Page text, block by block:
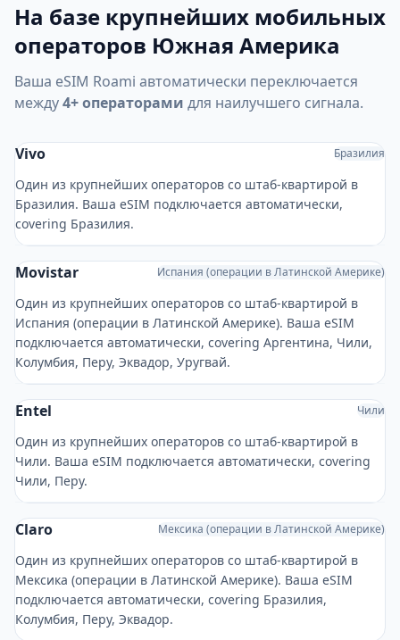
На базе крупнейших мобильных
операторов Южная Америка
Ваша eSIM Roami автоматически переключается
между4+ операторами для наилучшего сигнала.
Vivo Бразилия
Один из крупнейших операторов со штаб-квартирой в
Бразилия. Ваша eSIM подключается автоматически,
covering Бразилия.
Movistar Испания (операции в Латинской Америке)
Один из крупнейших операторов со штаб-квартирой в
Испания (операции в Латинской Америке). Ваша eSIM
подключается автоматически, covering Аргентина, Чили,
Колумбия, Перу, Эквадор, Уругвай.
Entel Чили
Один из крупнейших операторов со штаб-квартирой в
Чили. Ваша eSIM подключается автоматически, covering
Чили, Перу.
Claro Мексика (операции в Латинской Америке)
Один из крупнейших операторов со штаб-квартирой в
Мексика (операции в Латинской Америке). Ваша eSIM
подключается автоматически, covering Бразилия,
Колумбия, Перу, Эквадор.